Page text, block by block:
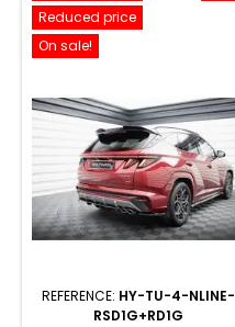
Reduced price
On sale!
REFERENCE: HY-TU-4-NLINE-
RSD1G+RD1G